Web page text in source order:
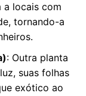
a locais com
tornando-a
: Outra planta
suas folhas
exótico ao